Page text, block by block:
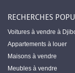
RECHERCHES
Voitures à vendre à
Appartements à louer
Maisons à vendre
Meubles à vendre